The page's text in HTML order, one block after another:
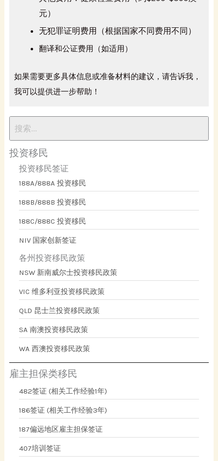
元）
无犯罪证明费用（根据国家不同费用不同）
翻译和公证费用（如适用）
如果需要更多具体信息或准备材料的建议，请告诉我，
我可以提供进一步帮助！
投资移民
投资移民签证
188A/888A 投资移民
188B/888B 投资移民
188C/888C 投资移民
NIV 国家创新签证
各州投资移民政策
NSW 新南威尔士投资移民政策
VIC 维多利亚投资移民政策
QLD 昆士兰投资移民政策
SA 南澳投资移民政策
WA 西澳投资移民政策
雇主担保类移民
482签证 (相关工作经验1年)
186签证 (相关工作经验3年)
187偏远地区雇主担保签证
407培训签证